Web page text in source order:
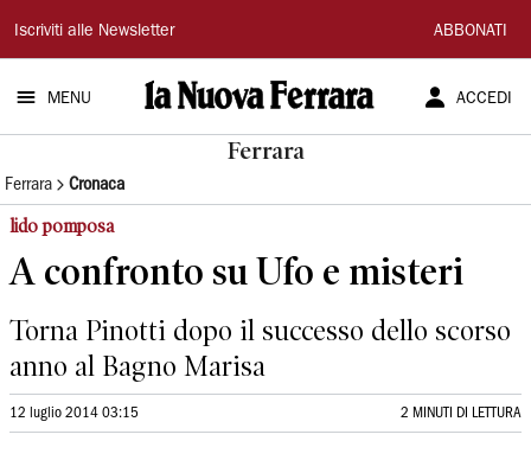
La
Nuova
Ferrara
Iscriviti alle Newsletter ABBONATI
MENU ACCEDI
Ferrara
Ferrara Cronaca
lido pomposa
A confronto su Ufo e misteri
Torna Pinotti dopo il successo dello scorso
anno al Bagno Marisa
12 luglio 2014 03:15 2 MINUTI DI LETTURA